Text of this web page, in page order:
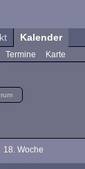
Kalender
Termine Karte
18. Woche